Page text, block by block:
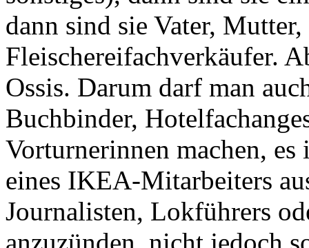
dann sind sie Vater,
Fleischereifachverkäufer.
Ossis. Darum darf man
Buchbinder,
Vorturnerinnen machen,
eines IKEA-Mitarbeiters
Journalisten, Lokführers
anzuzünden, nicht jedoch